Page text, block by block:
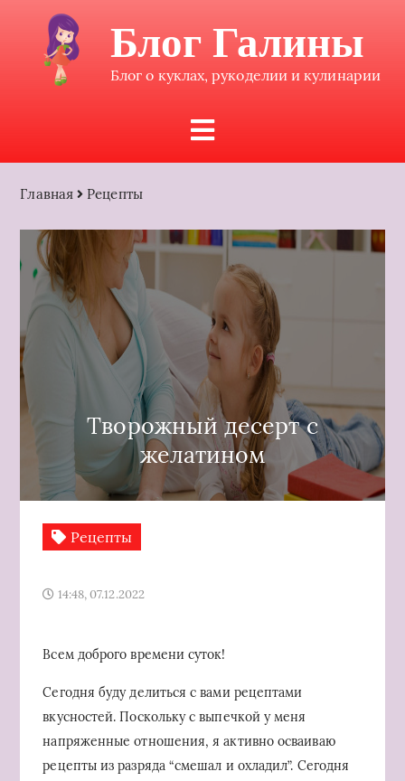
Блог Галины
Блог о куклах, рукоделии и кулинарии
Главная Рецепты
Творожный десерт с
желатином
Рецепты
14:48, 07.12.2022
Всем доброго времени суток!
Сегодня буду делиться с вами рецептами
вкусностей. Поскольку с выпечкой у меня
напряженные отношения, я активно осваиваю
рецепты из разряда “смешал и охладил”. Сегодня